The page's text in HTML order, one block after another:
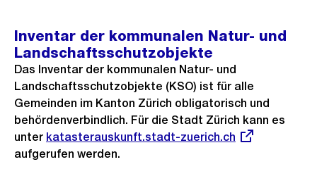
Inventar der kommunalen Natur- und
Landschaftsschutzobjekte
Das Inventar der kommunalen Natur- und
Landschaftsschutzobjekte (KSO) ist für alle
Gemeinden im Kanton Zürich obligatorisch und
behördenverbindlich. Für die Stadt Zürich kann es
unter Externer
Link:
katasterauskunft.stadt-zuerich.ch
aufgerufen werden.